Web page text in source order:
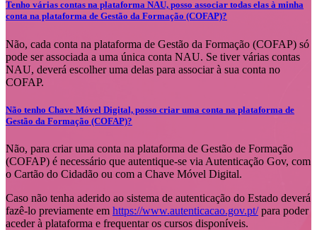
Tenho várias contas na plataforma NAU, posso associar todas elas à minha
conta na plataforma de Gestão da Formação (COFAP)?
Não, cada conta na plataforma de Gestão da Formação (COFAP) só
pode ser associada a uma única conta NAU. Se tiver várias contas
NAU, deverá escolher uma delas para associar à sua conta no
COFAP.
Não tenho Chave Móvel Digital, posso criar uma conta na plataforma de
Gestão da Formação (COFAP)?
Não, para criar uma conta na plataforma de Gestão de Formação
(COFAP) é necessário que autentique-se via Autenticação Gov, com
o Cartão do Cidadão ou com a Chave Móvel Digital.
Caso não tenha aderido ao sistema de autenticação do Estado deverá
fazê-lo previamente em https://www.autenticacao.gov.pt/para poder
aceder à plataforma e frequentar os cursos disponíveis.